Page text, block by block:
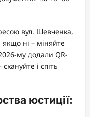
вул. Шевченка,
якщо ні – міняйте
му додали QR-
і спіть
юстиції: